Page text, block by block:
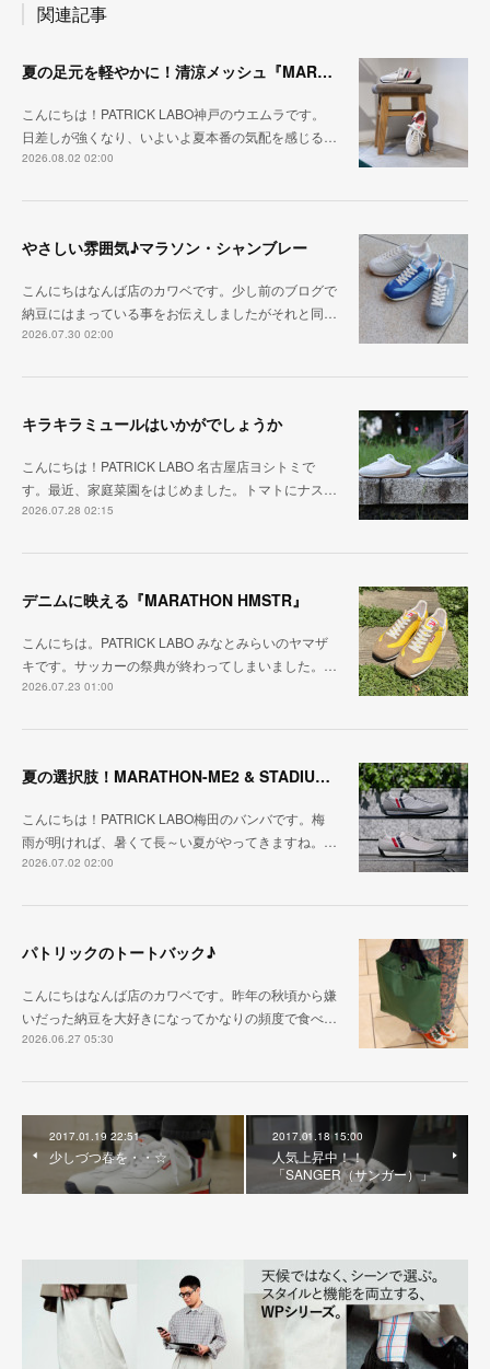
関連記事
夏の足元を軽やかに！清涼メッシュ『MARATHON-ME2』
こんにちは！PATRICK LABO神戸のウエムラです。
日差しが強くなり、いよいよ夏本番の気配を感じる…
2026.08.02 02:00
やさしい雰囲気♪マラソン・シャンブレー
こんにちはなんば店のカワベです。少し前のブログで
納豆にはまっている事をお伝えしましたがそれと同…
2026.07.30 02:00
キラキラミュールはいかがでしょうか
こんにちは！PATRICK LABO 名古屋店ヨシトミで
す。最近、家庭菜園をはじめました。トマトにナス…
2026.07.28 02:15
デニムに映える『MARATHON HMSTR』
こんにちは。PATRICK LABO みなとみらいのヤマザ
キです。サッカーの祭典が終わってしまいました。…
2026.07.23 01:00
夏の選択肢！MARATHON-ME2 & STADIUM-ME2
こんにちは！PATRICK LABO梅田のバンバです。梅
雨が明ければ、暑くて長～い夏がやってきますね。…
2026.07.02 02:00
パトリックのトートバック♪
こんにちはなんば店のカワベです。昨年の秋頃から嫌
いだった納豆を大好きになってかなりの頻度で食べ…
2026.06.27 05:30
2017.01.19 22:51
少しづつ春を・・☆
2017.01.18 15:00
人気上昇中！！
「SANGER（サンガー）」